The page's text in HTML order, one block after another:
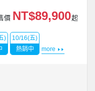
價 NT$89,900起
)
10/16(五)
熱銷中
more